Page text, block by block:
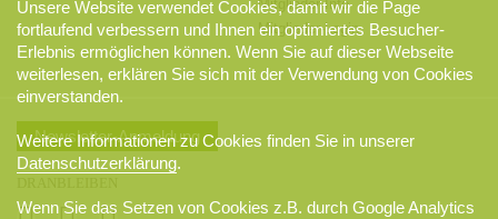
Mitglieder-Info
Mitglieder-Login
Newsletter-Anmeldung
Unsere Website verwendet Cookies, damit wir die Page
fortlaufend verbessern und Ihnen ein optimiertes Besucher-
Erlebnis ermöglichen können. Wenn Sie auf dieser Webseite
weiterlesen, erklären Sie sich mit der Verwendung von Cookies
einverstanden.
Weitere Informationen zu Cookies finden Sie in unserer
Datenschutzerklärung.
Wenn Sie das Setzen von Cookies z.B. durch Google Analytics